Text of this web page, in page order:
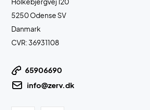
5250 Odense SV
Danmark
CVR: 36931108
65906690
info@zerv.dk